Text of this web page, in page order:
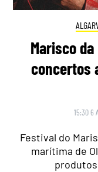
Marisco
concertos
15:30 6
Festival do
marítima de